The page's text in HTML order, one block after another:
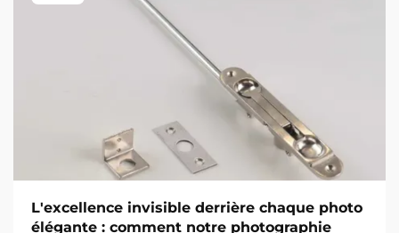
L'excellence invisible derrière chaque photo
élégante : comment notre photographie